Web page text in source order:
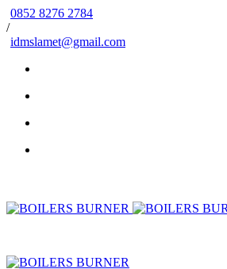
0852 8276 2784
/
idmslamet@gmail.com